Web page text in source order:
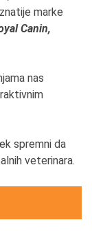
klijenata
nabave
tri
i ko
da se
marke
Canin,
nas
spremni da
veterinara.